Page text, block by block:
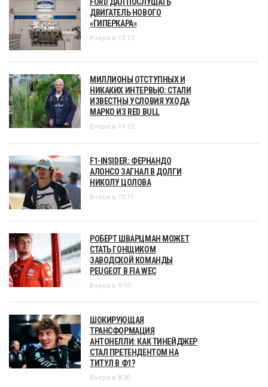
ДВИГАТЕЛЬ НОВОГО
«ГИПЕРКАРА»
Вчера в 12:13
МИЛЛИОНЫ ОТСТУПНЫХ И
НИКАКИХ ИНТЕРВЬЮ: СТАЛИ
ИЗВЕСТНЫ УСЛОВИЯ УХОДА
МАРКО ИЗ RED BULL
Вчера в 11:12
F1-INSIDER: ФЕРНАНДО
АЛОНСО ЗАГНАЛ В ДОЛГИ
НИКОЛУ ЦОЛОВА
Вчера в 10:11
РОБЕРТ ШВАРЦМАН МОЖЕТ
СТАТЬ ГОНЩИКОМ
ЗАВОДСКОЙ КОМАНДЫ
PEUGEOT В FIA WEC
Вчера в 9:10
ШОКИРУЮЩАЯ
ТРАНСФОРМАЦИЯ
АНТОНЕЛЛИ: КАК ТИНЕЙДЖЕР
СТАЛ ПРЕТЕНДЕНТОМ НА
ТИТУЛ В Ф1?
Вчера в 8:30